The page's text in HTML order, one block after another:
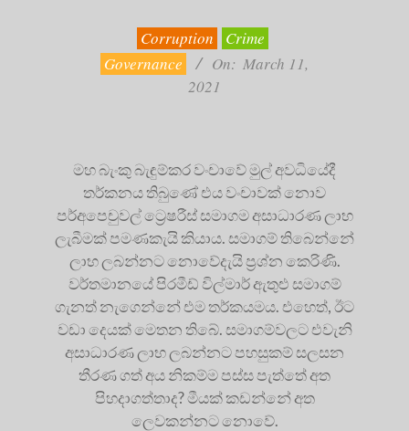
Corruption
Crime
Governance
On: March 11,
2021
මහ බැංකු බැඳුම්කර වංචාවේ මුල් අවධියේදී
තර්කනය තිබුණේ එය වංචාවක් නොව
පර්අපෙචුවල් ට්‍රෙෂරීස් සමාගම අසාධාරණ ලාභ
ලැබීමක් පමණකැයි කියාය. සමාගම් තිබෙන්නේ
ලාභ ලබන්නට නොවේදැයි ප්‍රශ්න කෙරිණි.
වර්තමානයේ පිරමීඩ් විල්මාර් ඇතුළු සමාගම්
ගැනත් නැගෙන්නේ එම තර්කයමය. එහෙත්, ඊට
වඩා දෙයක් මෙතන තිබේ. සමාගම්වලට එවැනි
අසාධාරණ ලාභ ලබන්නට පහසුකම් සලසන
තීරණ ගත් අය නිකම්ම පස්ස පැත්තේ අත
පිහදාගත්තාද? මීයක් කඩන්නේ අත
ලෙවකන්නට නොවේ.